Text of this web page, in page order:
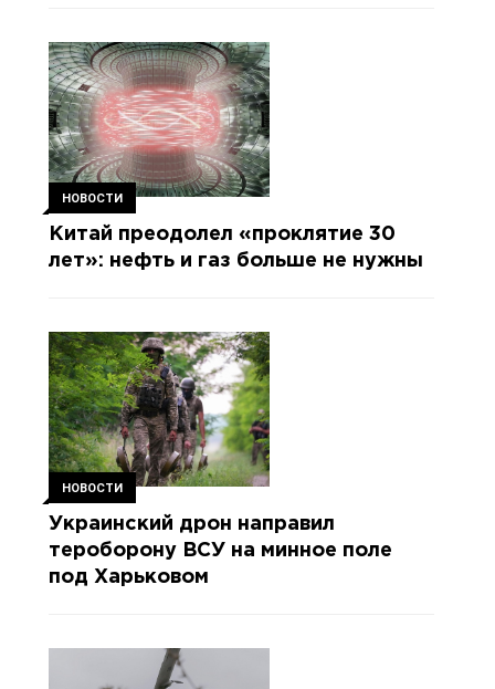
НОВОСТИ
Китай преодолел «проклятие 30
лет»: нефть и газ больше не нужны
НОВОСТИ
Украинский дрон направил
тероборону ВСУ на минное поле
под Харьковом